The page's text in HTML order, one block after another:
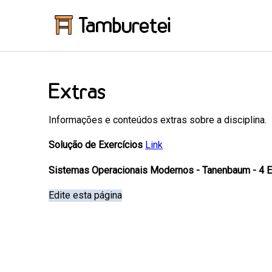
Tamburetei
Extras
Informações e conteúdos extras sobre a disciplina.
Solução de Exercícios Link
Sistemas Operacionais Modernos - Tanenbaum - 4
Edite esta página